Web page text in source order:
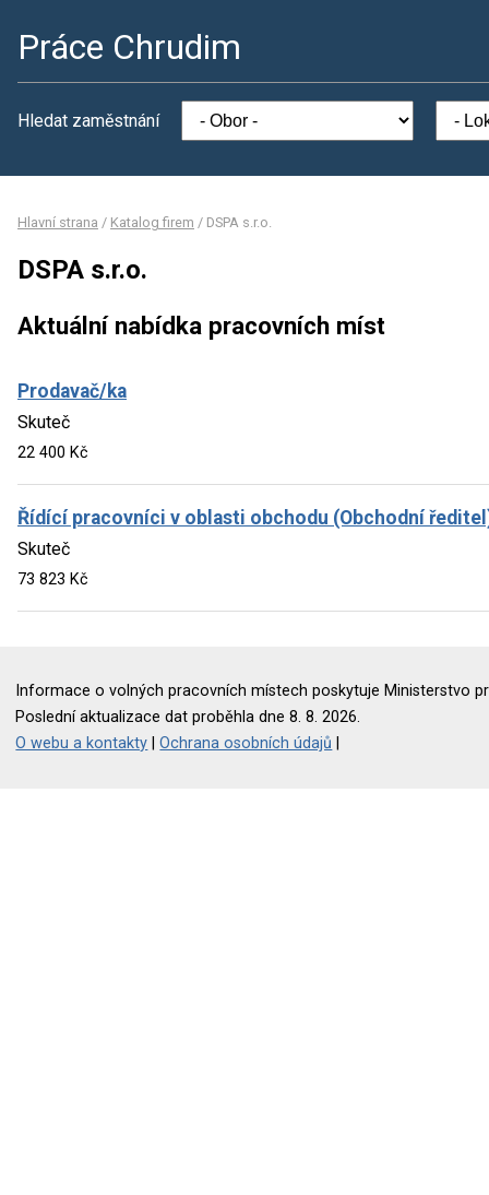
Práce Chrudim
Hledat zaměstnání
Hlavní strana / Katalog firem / DSPA s.r.o.
DSPA s.r.o.
Aktuální nabídka pracovních míst
Prodavač/ka
Skuteč
22 400 Kč
Řídící pracovníci v oblasti obchodu (Obchodní
Skuteč
73 823 Kč
Informace o volných pracovních místech poskytuje Ministerstvo
Poslední aktualizace dat proběhla dne 8. 8. 2026.
O webu a kontakty |Ochrana osobních údajů